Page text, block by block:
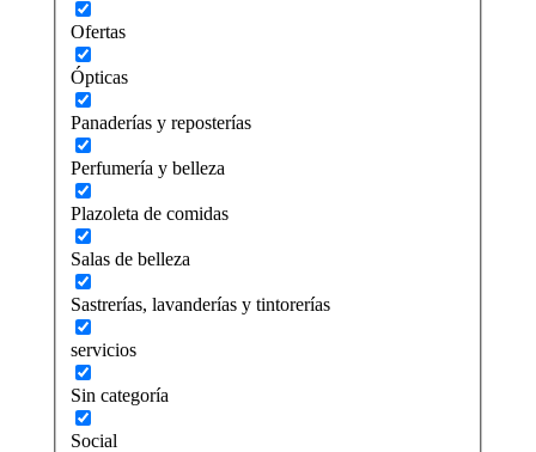
Ofertas
Ópticas
Panaderías y reposterías
Perfumería y belleza
Plazoleta de comidas
Salas de belleza
Sastrerías, lavanderías y tintorerías
servicios
Sin categoría
Social